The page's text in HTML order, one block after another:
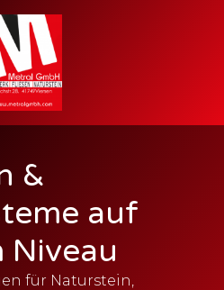
&
auf
Niveau
für Naturstein,